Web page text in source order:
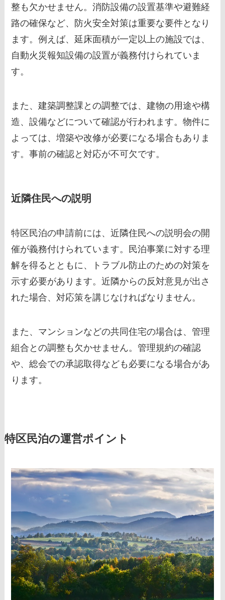
整も欠かせません。消防設備の設置基準や避難経
路の確保など、防火安全対策は重要な要件となり
ます。例えば、延床面積が一定以上の施設では、
自動火災報知設備の設置が義務付けられていま
す。
また、建築調整課との調整では、建物の用途や構
造、設備などについて確認が行われます。物件に
よっては、増築や改修が必要になる場合もありま
す。事前の確認と対応が不可欠です。
近隣住民への説明
特区民泊の申請前には、近隣住民への説明会の開
催が義務付けられています。民泊事業に対する理
解を得るとともに、トラブル防止のための対策を
示す必要があります。近隣からの反対意見が出さ
れた場合、対応策を講じなければなりません。
また、マンションなどの共同住宅の場合は、管理
組合との調整も欠かせません。管理規約の確認
や、総会での承認取得なども必要になる場合があ
ります。
特区民泊の運営ポイント